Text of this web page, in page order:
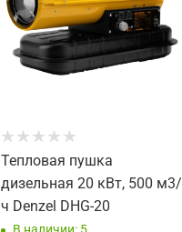
Тепловая пушка
дизельная 20 кВт, 500 м3/
ч Denzel DHG-20